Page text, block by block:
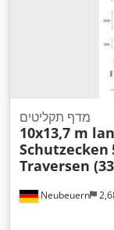
Neubeuern
מדף תקליטים
10x13,7 m
Schutzecken
Traversen